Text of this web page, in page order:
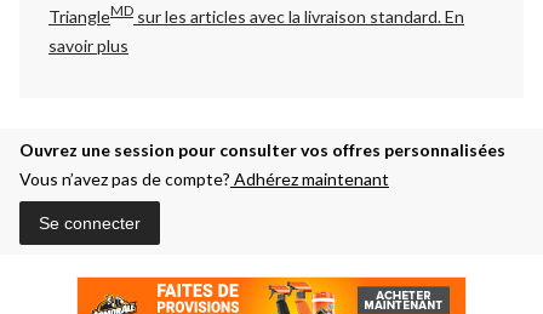
TriangleMD sur les articles avec la livraison standard.En
savoir plus
Ouvrez une session pour consulter vos offres personnalisées
Vous n’avez pas de compte? Adhérez maintenant
Se connecter